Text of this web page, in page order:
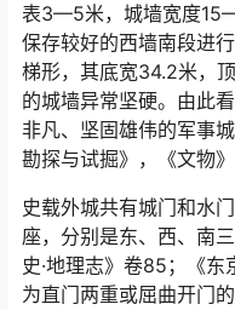
表3—5米，城墙宽度
保存较好的西墙南段进
梯形，其底宽34.2米，
的城墙异常坚硬。由此
非凡、坚固雄伟的军事
勘探与试掘》，《文物
史载外城共有城门和水
座，分别是东、西、南
史·地理志》卷85；《东
为直门两重或屈曲开门